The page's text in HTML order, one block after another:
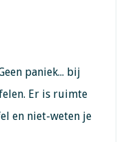
paniek... bij
Er is ruimte
en niet-weten je